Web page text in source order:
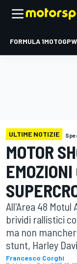
FORMULA 1MOTOGP
ULTIME NOTIZIE
MOTOR
All'Area 48 Motul
brividi rallistici
ma non
stunt, Harley
Francesco Corghi